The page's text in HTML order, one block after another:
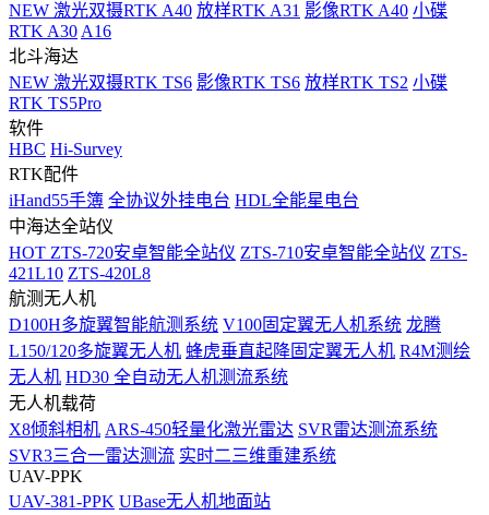
NEW 激光双摄RTK A40 放样RTK A31 影像RTK A40 小碟
RTK A30 A16
北斗海达
NEW 激光双摄RTK TS6 影像RTK TS6 放样RTK TS2 小碟
RTK TS5Pro
软件
HBC Hi-Survey
RTK配件
iHand55手簿 全协议外挂电台 HDL全能星电台
中海达全站仪
HOT ZTS-720安卓智能全站仪 ZTS-710安卓智能全站仪 ZTS-
421L10 ZTS-420L8
航测无人机
D100H多旋翼智能航测系统 V100固定翼无人机系统 龙腾
L150/120多旋翼无人机 蜂虎垂直起降固定翼无人机 R4M测绘
无人机 HD30 全自动无人机测流系统
无人机载荷
X8倾斜相机 ARS-450轻量化激光雷达 SVR雷达测流系统
SVR3三合一雷达测流 实时二三维重建系统
UAV-PPK
UAV-381-PPK UBase无人机地面站